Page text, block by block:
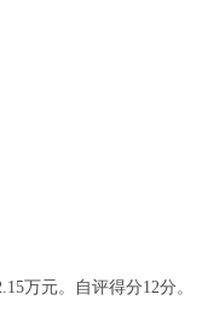
万元。自评得分12分。